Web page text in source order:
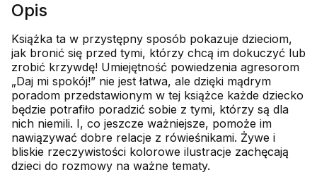
Opis
Książka ta w przystępny sposób pokazuje dzieciom,
jak bronić się przed tymi, którzy chcą im dokuczyć lub
zrobić krzywdę! Umiejętność powiedzenia agresorom
„Daj mi spokój!” nie jest łatwa, ale dzięki mądrym
poradom przedstawionym w tej książce każde dziecko
będzie potrafiło poradzić sobie z tymi, którzy są dla
nich niemili. I, co jeszcze ważniejsze, pomoże im
nawiązywać dobre relacje z rówieśnikami. Żywe i
bliskie rzeczywistości kolorowe ilustracje zachęcają
dzieci do rozmowy na ważne tematy.